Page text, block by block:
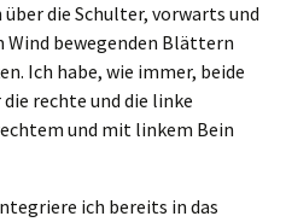
über die Schulter, vorwarts und
Wind bewegenden Blättern
Ich habe, wie immer, beide
rechte und die linke
und mit linkem Bein
ich bereits in das